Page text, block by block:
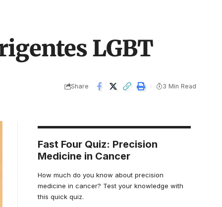
LGBT
Share 3 Min Read
Fast Four Quiz: Precision
Medicine in Cancer
How much do you know about precision
medicine in cancer? Test your knowledge with
this quick quiz.